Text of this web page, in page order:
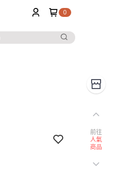
0
前往
人氣
商品